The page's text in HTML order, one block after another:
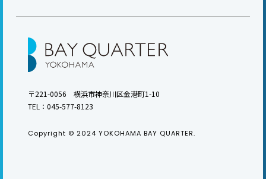
〒221-0056 横浜市神奈川区金港町1-10
TEL： 045-577-8123
Copyright © 2024 YOKOHAMA BAY QUARTER.